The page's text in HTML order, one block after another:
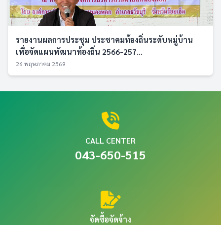
รายงานผลการประชุม ประชาคมท้องถิ่นระดับหมู่บ้าน
เพื่อจัดแผนพัฒนาท้องถิ่น 2566-257...
26 พฤษภาคม 2569
CALL CENTER
043-650-515
จัดซื้อจัดจ้าง